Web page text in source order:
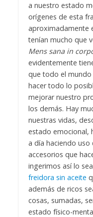
a nuestro estado
orígenes de esta
aproximadamente
tenían mucho que
Mens sana in
evidentemente
que todo el mundo
hacer todo lo
mejorar nuestro
los demás. Hay
nuestras vidas,
estado emocional,
a día haciendo uso
accesorios que
ingerimos así lo
freidora sin aceite
además de ricos
cosas, sumadas,
estado físico-